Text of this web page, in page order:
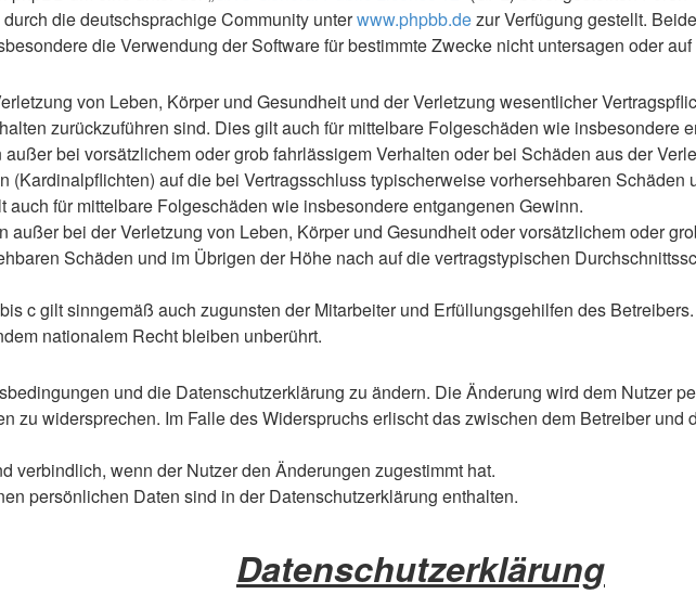
die deutschsprachige Community unterwww.phpbb.dezur Verfügung gestellt.
die Verwendung der Software für bestimmte Zwecke nicht untersagen oder
von Leben, Körper und Gesundheit und der Verletzung wesentlicher
zurückzuführen sind. Dies gilt auch für mittelbare Folgeschäden wie insbesondere
bei vorsätzlichem oder grob fahrlässigem Verhalten oder bei Schäden aus der
(Kardinalpflichten) auf die bei Vertragsschluss typischerweise vorhersehbaren
für mittelbare Folgeschäden wie insbesondere entgangenen Gewinn.
außer bei der Verletzung von Leben, Körper und Gesundheit oder vorsätzlichem oder
Schäden und im Übrigen der Höhe nach auf die vertragstypischen
c gilt sinngemäß auch zugunsten der Mitarbeiter und Erfüllungsgehilfen des Betreibers.
nationalem Recht bleiben unberührt.
und die Datenschutzerklärung zu ändern. Die Änderung wird dem Nutzer
zu widersprechen. Im Falle des Widerspruchs erlischt das zwischen dem Betreiber
verbindlich, wenn der Nutzer den Änderungen zugestimmt hat.
persönlichen Daten sind in der Datenschutzerklärung enthalten.
Datenschutzerklärung